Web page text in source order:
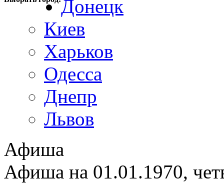
Донецк
Киев
Харьков
Одесса
Днепр
Львов
Афиша
Афиша на 01.01.1970,